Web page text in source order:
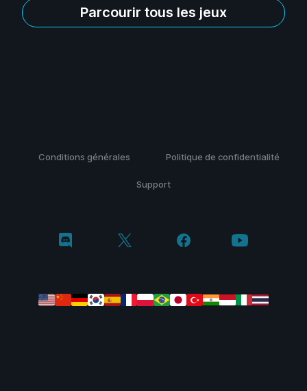
Parcourir tous les jeux
Conditions générales Politique de confidentialité
Support